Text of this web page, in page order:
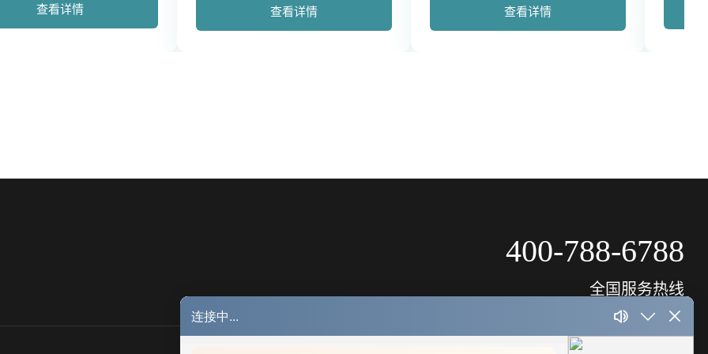
查看详情 查看详情 查看详情
400-788-6788
全国服务热线